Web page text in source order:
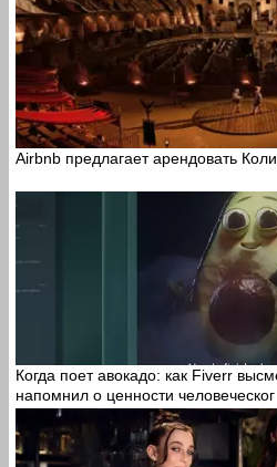
Airbnb предлагает арендовать
Когда поет авокадо: как Fiverr
напомнил о ценности человеческог